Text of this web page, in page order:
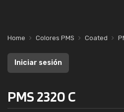
Home Colores PMS Coated
Iniciar sesión
PMS 2320 C